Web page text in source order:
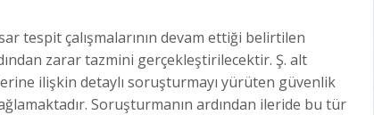
tespit çalışmalarının devam ettiği belirtilen
zarar tazmini gerçekleştirilecektir. Ş. alt
ilişkin detaylı soruşturmayı yürüten güvenlik
Soruşturmanın ardından ileride bu tür